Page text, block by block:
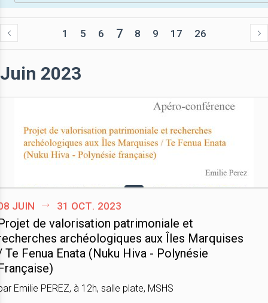
1 5 6 7 8 9 17 26
Juin 2023
juin 31 oct. 2023
de valorisation patrimoniale et
archéologiques aux Îles Marquises
Te Fenua Enata (Nuku Hiva - Polynésie
Emilie PEREZ, à 12h, salle plate, MSHS